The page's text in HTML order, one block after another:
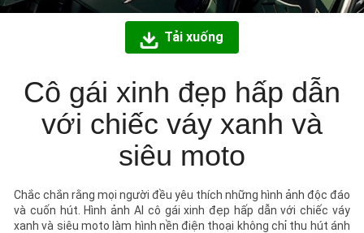
Tải xuống
Cô gái xinh đẹp hấp dẫn
với chiếc váy xanh và
siêu moto
Chắc chắn rằng mọi người đều yêu thích những hình ảnh độc đáo
và cuốn hút. Hình ảnh AI cô gái xinh đẹp hấp dẫn với chiếc váy
xanh và siêu moto làm hình nền điện thoại không chỉ thu hút ánh